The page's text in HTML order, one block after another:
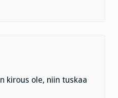
kirous ole, niin tuskaa